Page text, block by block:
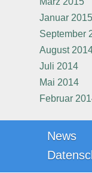
Januar 2015
September
August
Juli 2014
Mai 2014
Februar
News